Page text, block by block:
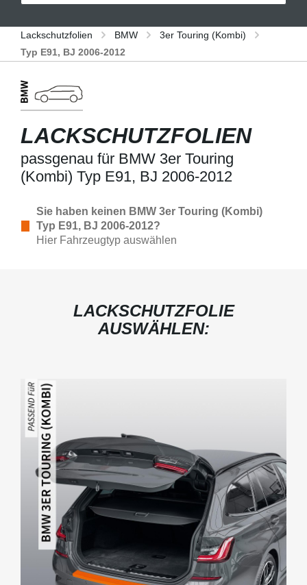
Lackschutzfolien BMW
3er Touring (Kombi)
Typ E91, BJ 2006-2012
LACKSCHUTZFOLIEN
passgenau für BMW 3er Touring
(Kombi) Typ E91, BJ 2006-2012
Sie haben keinen BMW 3er Touring (Kombi)
Typ E91, BJ 2006-2012?
Hier Fahrzeugtyp auswählen
LACKSCHUTZFOLIE
AUSWÄHLEN: